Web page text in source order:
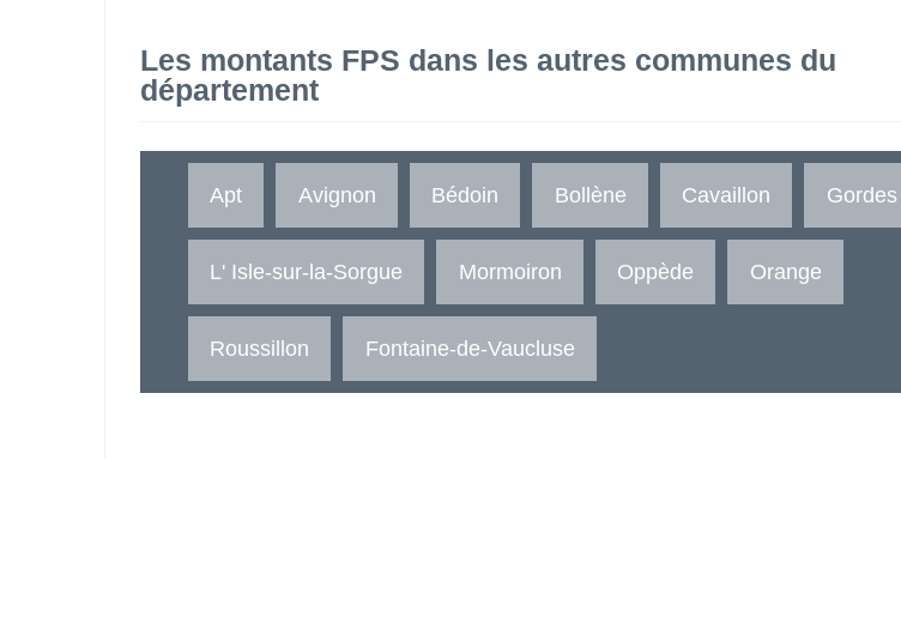
Les montants FPS dans les autres communes du
département
Apt Avignon Bédoin Bollène Cavaillon Gordes
L' Isle-sur-la-Sorgue Mormoiron Oppède Orange
Roussillon Fontaine-de-Vaucluse